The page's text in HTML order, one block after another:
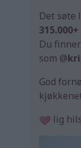
Det søte
315.000+
Du
som @
God
lig